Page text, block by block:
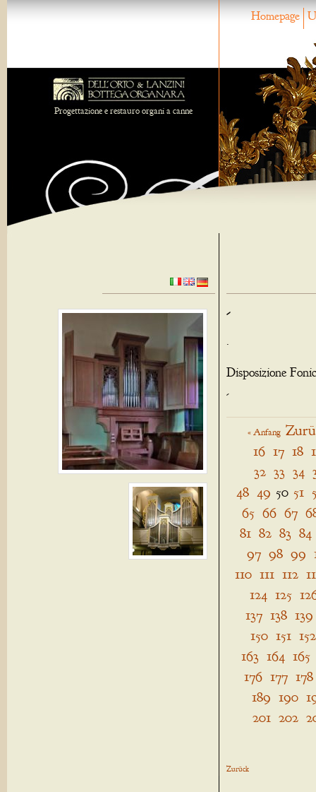
Homepage
Progettazione e restauro organi a canne
-
.
Disposizione
-
« Anfang
16 17 18
32 33 34
48 49 50 51
65 66 67
81 82 83 84
97 98 99
110 111 112
124 125
137 138 139
150 151 152
163 164 165
176 177 178
189 190
201 202
Zurück